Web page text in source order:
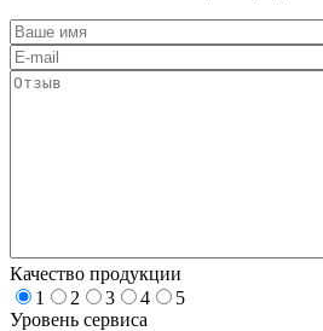
Качество продукции
1
2 3 4
5
Уровень сервиса